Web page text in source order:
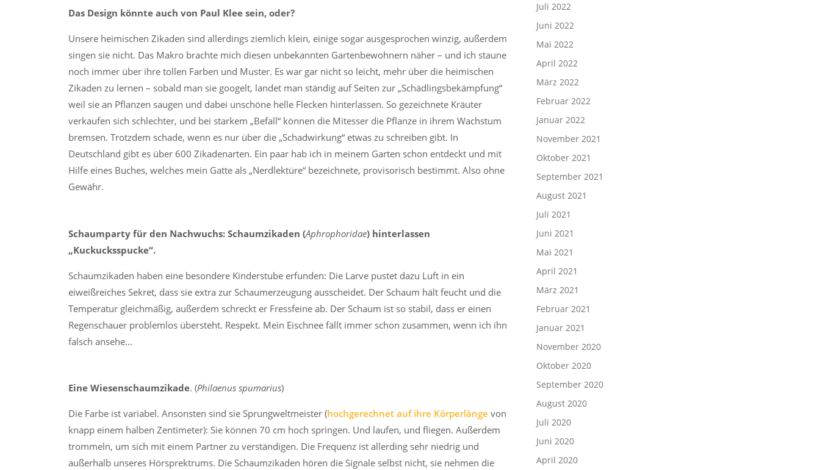
Das Design könnte auch von Paul Klee sein, oder?
Unsere heimischen Zikaden sind allerdings ziemlich klein, einige sogar ausgesprochen winzig, außerdem
singen sie nicht. Das Makro brachte mich diesen unbekannten Gartenbewohnern näher – und ich staune
noch immer über ihre tollen Farben und Muster. Es war gar nicht so leicht, mehr über die heimischen
Zikaden zu lernen – sobald man sie googelt, landet man ständig auf Seiten zur „Schädlingsbekämpfung“
weil sie an Pflanzen saugen und dabei unschöne helle Flecken hinterlassen. So gezeichnete Kräuter
verkaufen sich schlechter, und bei starkem „Befall“ können die Mitesser die Pflanze in ihrem Wachstum
bremsen. Trotzdem schade, wenn es nur über die „Schadwirkung“ etwas zu schreiben gibt. In
Deutschland gibt es über 600 Zikadenarten. Ein paar hab ich in meinem Garten schon entdeckt und mit
Hilfe eines Buches, welches mein Gatte als „Nerdlektüre“ bezeichnete, provisorisch bestimmt. Also ohne
Gewähr.
Schaumparty für den Nachwuchs: Schaumzikaden (Aphrophoridae) hinterlassen
„Kuckucksspucke“.
Schaumzikaden haben eine besondere Kinderstube erfunden: Die Larve pustet dazu Luft in ein
eiweißreiches Sekret, dass sie extra zur Schaumerzeugung ausscheidet. Der Schaum hält feucht und die
Temperatur gleichmäßig, außerdem schreckt er Fressfeine ab. Der Schaum ist so stabil, dass er einen
Regenschauer problemlos übersteht. Respekt. Mein Eischnee fällt immer schon zusammen, wenn ich ihn
falsch ansehe…
Eine Wiesenschaumzikade. (Philaenus spumarius)
Die Farbe ist variabel. Ansonsten sind sie Sprungweltmeister (hochgerechnet auf ihre Körperlänge von
knapp einem halben Zentimeter): Sie können 70 cm hoch springen. Und laufen, und fliegen. Außerdem
trommeln, um sich mit einem Partner zu verständigen. Die Frequenz ist allerding sehr niedrig und
außerhalb unseres Hörsprektrums. Die Schaumzikaden hören die Signale selbst nicht, sie nehmen die
Juli 2022
Juni 2022
Mai 2022
April 2022
März 2022
Februar 2022
Januar 2022
November 2021
Oktober 2021
September 2021
August 2021
Juli 2021
Juni 2021
Mai 2021
April 2021
März 2021
Februar 2021
Januar 2021
November 2020
Oktober 2020
September 2020
August 2020
Juli 2020
Juni 2020
April 2020